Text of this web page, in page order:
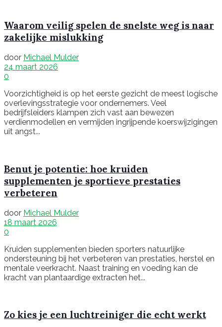
Waarom veilig spelen de snelste weg is naar
zakelijke mislukking
door Michael Mulder
24 maart 2026
0
Voorzichtigheid is op het eerste gezicht de meest logische
overlevingsstrategie voor ondernemers. Veel
bedrijfsleiders klampen zich vast aan bewezen
verdienmodellen en vermijden ingrijpende koerswijzigingen
uit angst...
Benut je potentie: hoe kruiden
supplementen je sportieve prestaties
verbeteren
door Michael Mulder
18 maart 2026
0
Kruiden supplementen bieden sporters natuurlijke
ondersteuning bij het verbeteren van prestaties, herstel en
mentale veerkracht. Naast training en voeding kan de
kracht van plantaardige extracten het...
Zo kies je een luchtreiniger die echt werkt